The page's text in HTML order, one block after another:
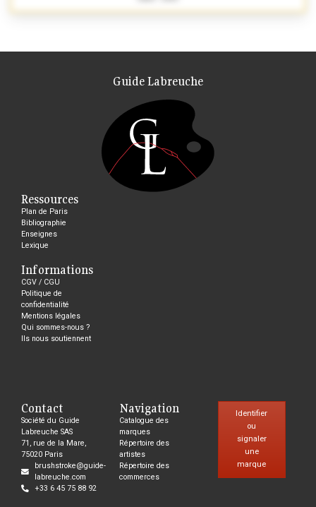
Guide Labreuche
Ressources
Plan de Paris
Bibliographie
Enseignes
Lexique
Informations
CGV / CGU
Politique de
confidentialité
Mentions légales
Qui sommes-nous ?
Ils nous soutiennent
Contact
Société du Guide
Labreuche SAS
71, rue de la Mare,
75020 Paris
brushstroke@guide-
labreuche.com
+33 6 45 75 88 92
Navigation
Catalogue des
marques
Répertoire des
artistes
Répertoire des
commerces
Identifier
ou
signaler
une
marque